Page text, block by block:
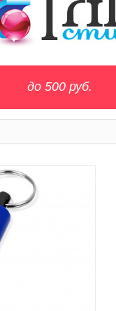
до 500 руб.